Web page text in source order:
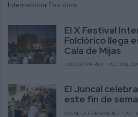
Internacional Folclórico
El X Festival
Folclórico llega
Cala de Mijas
JACOBO PEREA
El Juncal
este fin de
MICAELA FERNÁNDEZ